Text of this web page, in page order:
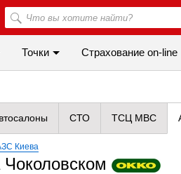
Точки Cтрахование on-line
СТО ТСЦ МВС
Киева